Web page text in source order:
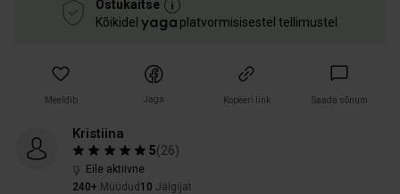
Ostukaitse
Kõikidel
platvormisisestel tellimustel
Meeldib Jaga Kopeeri link Saada sõnum
Kristiina
5(26)
Eile aktiivne
240+ Müüdud 10 Jälgijat